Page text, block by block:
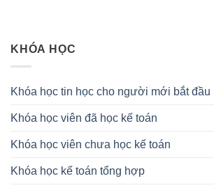
KHÓA HỌC
Khóa học tin học cho người mới bắt đầu
Khóa học viên đã học kế toán
Khóa học viên chưa học kế toán
Khóa học kế toán tổng hợp